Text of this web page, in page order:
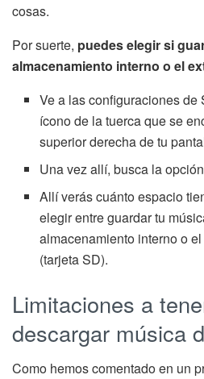
cosas.
Por suerte, puedes elegir si
almacenamiento interno o el
Ve a las configuraciones de
ícono de la tuerca que se
superior derecha de tu
Una vez allí, busca la
Allí verás cuánto espacio
elegir entre guardar tu
almacenamiento interno o
(tarjeta SD).
Limitaciones a
descargar música
Como hemos comentado en un